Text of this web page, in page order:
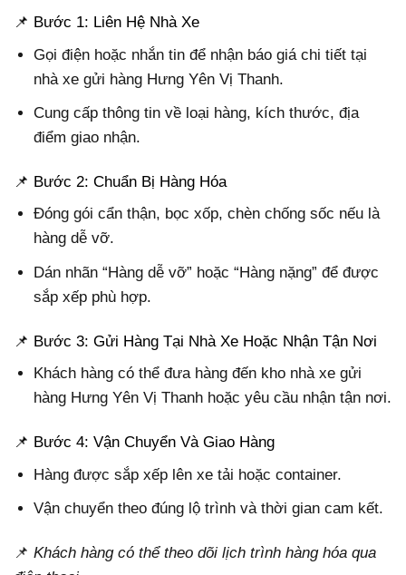
📌 Bước 1: Liên Hệ Nhà Xe
Gọi điện hoặc nhắn tin để nhận báo giá chi tiết tại
nhà xe gửi hàng Hưng Yên Vị Thanh.
Cung cấp thông tin về loại hàng, kích thước, địa
điểm giao nhận.
📌 Bước 2: Chuẩn Bị Hàng Hóa
Đóng gói cẩn thận, bọc xốp, chèn chống sốc nếu là
hàng dễ vỡ.
Dán nhãn “Hàng dễ vỡ” hoặc “Hàng nặng” để được
sắp xếp phù hợp.
📌 Bước 3: Gửi Hàng Tại Nhà Xe Hoặc Nhận Tận Nơi
Khách hàng có thể đưa hàng đến kho nhà xe gửi
hàng Hưng Yên Vị Thanh hoặc yêu cầu nhận tận nơi.
📌 Bước 4: Vận Chuyển Và Giao Hàng
Hàng được sắp xếp lên xe tải hoặc container.
Vận chuyển theo đúng lộ trình và thời gian cam kết.
📌 Khách hàng có thể theo dõi lịch trình hàng hóa qua